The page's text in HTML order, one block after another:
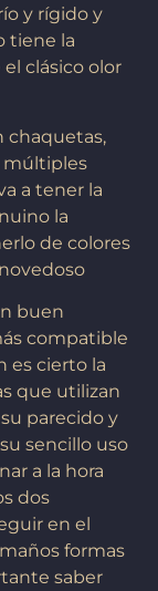
y rígido y
tiene la
clásico olor
chaquetas,
múltiples
a tener la
la
de colores
buen
compatible
es cierto la
que utilizan
parecido y
sencillo uso
a la hora
dos
en el
formas
saber